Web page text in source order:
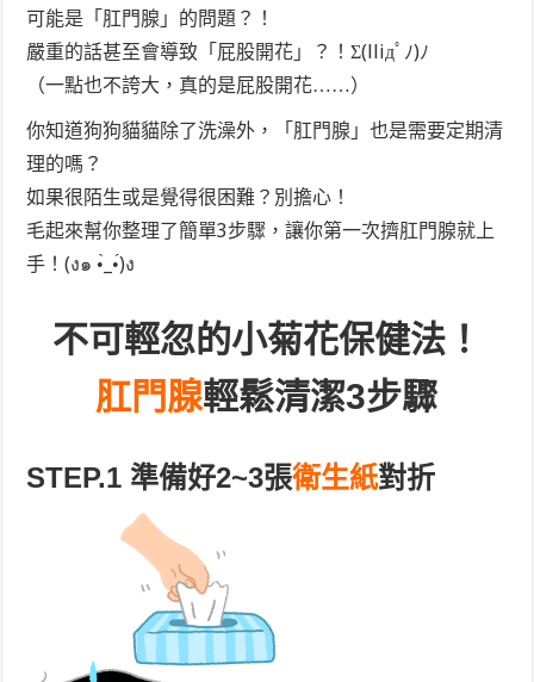
可能是「肛門腺」的問題？！
嚴重的話甚至會導致「屁股開花」？！Σ(lliдﾟﾉ)ﾉ
（一點也不誇大，真的是屁股開花……）
你知道狗狗貓貓除了洗澡外，「肛門腺」也是需要定期清
理的嗎？
如果很陌生或是覺得很困難？別擔心！
毛起來幫你整理了簡單3步驟，讓你第一次擠肛門腺就上
手！(ง๑ •̀_•́)ง
不可輕忽的小菊花保健法！
肛門腺輕鬆清潔3步驟
STEP.1 準備好2~3張衛生紙對折